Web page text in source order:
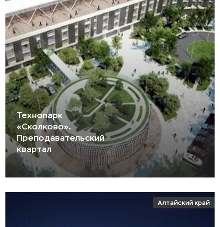
Технопарк
«Сколково».
Преподавательский
квартал
Алтайский край